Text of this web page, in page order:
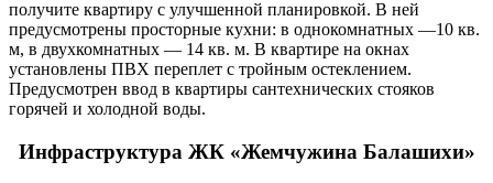
получите квартиру с улучшенной планировкой. В ней
предусмотрены просторные кухни: в однокомнатных —10 кв.
м, в двухкомнатных — 14 кв. м. В квартире на окнах
установлены ПВХ переплет с тройным остеклением.
Предусмотрен ввод в квартиры сантехнических стояков
горячей и холодной воды.
Инфраструктура ЖК «Жемчужина Балашихи»